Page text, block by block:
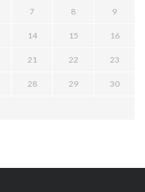
7 8 9
14 15 16
21 22 23
28 29 30